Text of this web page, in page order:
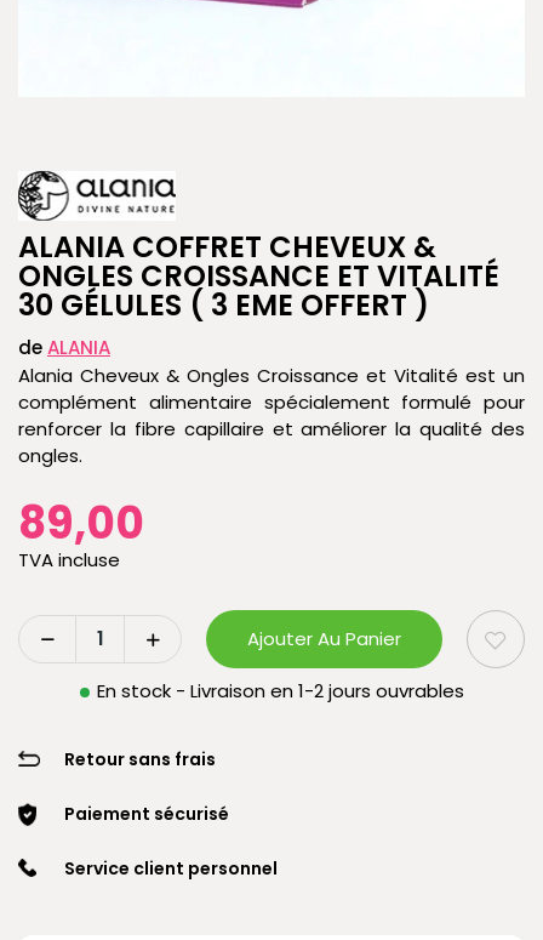
ALANIA COFFRET CHEVEUX &
ONGLES CROISSANCE ET VITALITÉ
30 GÉLULES ( 3 EME OFFERT )
deALANIA
Alania Cheveux & Ongles Croissance et Vitalité est un
complément alimentaire spécialement formulé pour
renforcer la fibre capillaire et améliorer la qualité des
ongles.
89,00
TVA incluse
Ajouter Au Panier
En stock - Livraison en 1-2 jours ouvrables
Retour sans frais
Paiement sécurisé
Service client personnel